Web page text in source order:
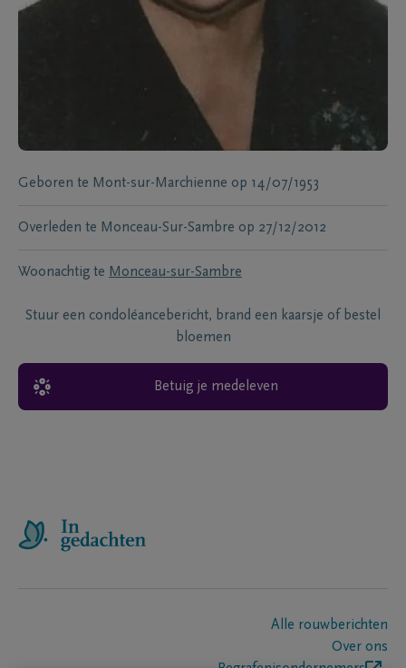
Geboren te Mont-sur-Marchienne op 14/07/1953
Overleden te Monceau-Sur-Sambre op 27/12/2012
Woonachtig te Monceau-sur-Sambre
Stuur een condoléancebericht, brand een kaarsje of bestel
bloemen
Betuig je medeleven
Alle rouwberichten
Over ons